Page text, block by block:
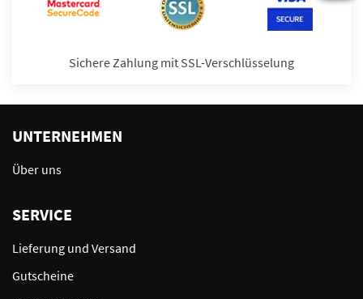
Sichere Zahlung mit SSL-Verschlüsselung
UNTERNEHMEN
Über uns
SERVICE
Lieferung und Versand
Gutscheine